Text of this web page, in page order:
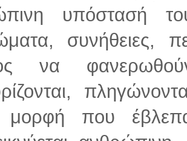
υπόστασή
συνήθειες,
να
μορφή που